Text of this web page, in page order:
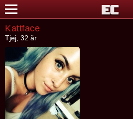
Kattface
Tjej, 32 år